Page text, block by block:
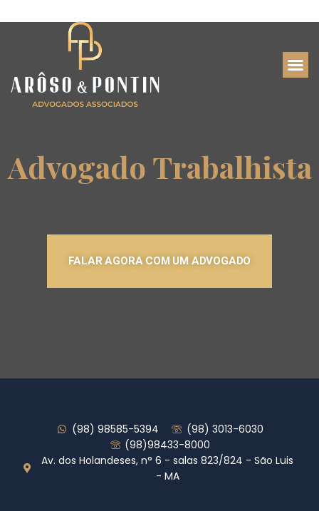
Advogado Trabalhista
FALAR AGORA COM UM ADVOGADO
(98) 98585-5394
(98) 3013-6030
(98)98433-8000
Av. dos Holandeses, n° 6 - salas 823/824 - São Luis
- MA